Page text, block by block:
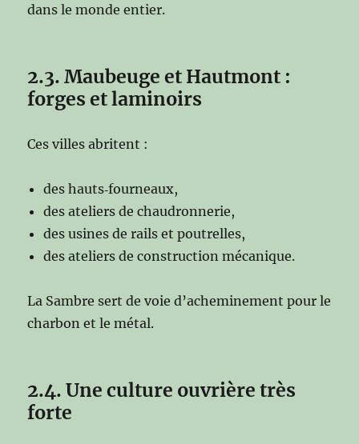
dans le monde entier.
2.3. Maubeuge et Hautmont :
forges et laminoirs
Ces villes abritent :
des hauts‑fourneaux,
des ateliers de chaudronnerie,
des usines de rails et poutrelles,
des ateliers de construction mécanique.
La Sambre sert de voie d’acheminement pour le
charbon et le métal.
2.4. Une culture ouvrière très
forte